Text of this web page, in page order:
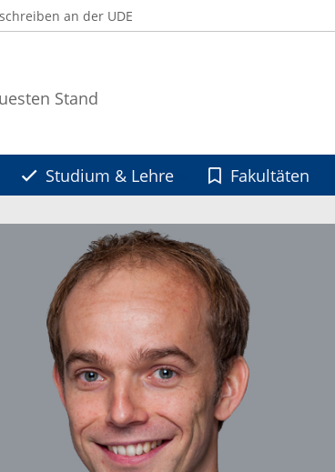
Stand
an der UDE
Studium & Lehre Fakultäten